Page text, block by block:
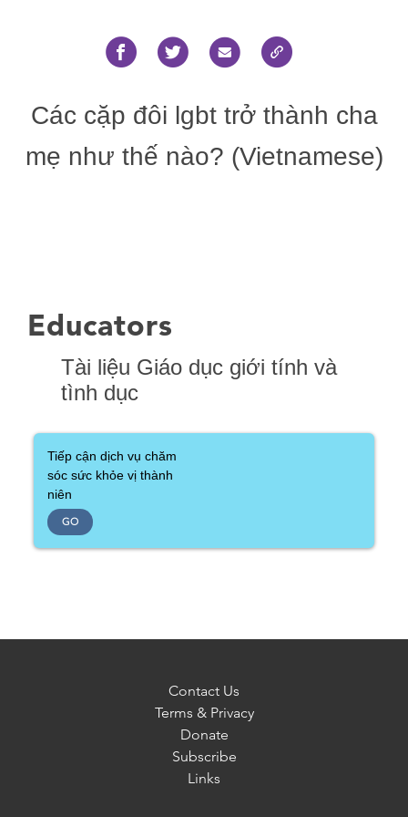
Các cặp đôi lgbt trở thành cha
mẹ như thế nào? (Vietnamese)
Educators
Tài liệu Giáo dục giới tính và
tình dục
Tiếp cận dịch vụ chăm
sóc sức khỏe vị thành
niên
GO
Contact Us
Terms & Privacy
Donate
Subscribe
Links